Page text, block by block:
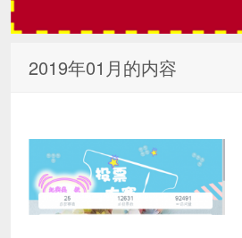
2019年01月的内容